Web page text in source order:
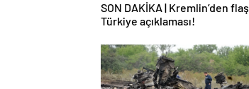
SON DAKİKA | Kremlin’den flaş
Türkiye açıklaması!